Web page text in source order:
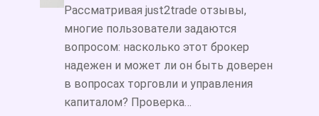
Рассматривая just2trade отзывы,
многие пользователи задаются
вопросом: насколько этот брокер
надежен и может ли он быть доверен
в вопросах торговли и управления
капиталом? Проверка…